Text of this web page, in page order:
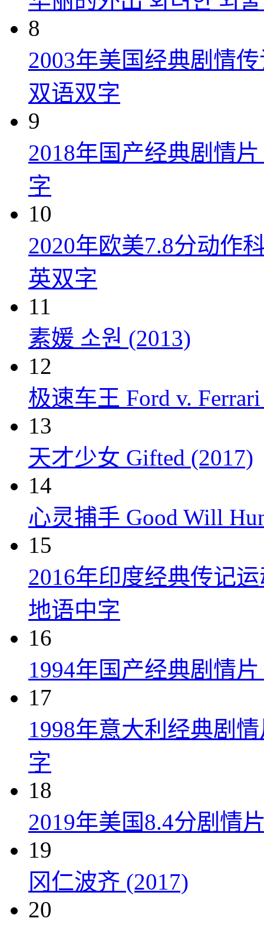
8
2003年美国经典剧情
双语双字
9
2018年国产经典剧情
字
10
2020年欧美7.8分动作
英双字
11
素媛 소원 (2013)
12
极速车王 Ford v.
13
天才少女 Gifted (2017)
14
心灵捕手 Good Will
15
2016年印度经典传记
地语中字
16
1994年国产经典剧情
17
1998年意大利经典剧
字
18
2019年美国8.4分剧情
19
冈仁波齐 (2017)
20